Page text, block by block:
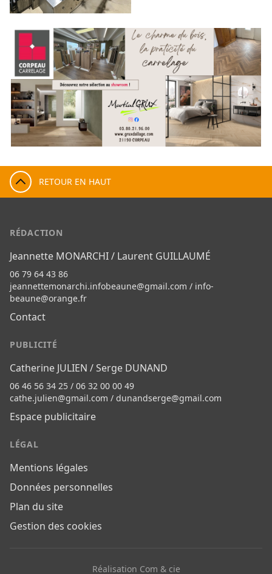
RETOUR EN HAUT
RÉDACTION
Jeannette MONARCHI / Laurent GUILLAUMÉ
06 79 64 43 86
jeannettemonarchi.infobeaune@gmail.com / info-
beaune@orange.fr
Contact
PUBLICITÉ
Catherine JULIEN / Serge DUNAND
06 46 56 34 25 / 06 32 00 00 49
cathe.julien@gmail.com / dunandserge@gmail.com
Espace publicitaire
LÉGAL
Mentions légales
Données personnelles
Plan du site
Gestion des cookies
Réalisation Com & cie